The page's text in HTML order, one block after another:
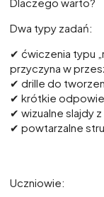
Dlaczego warto?
Dwa typy zadań:
✔ ćwiczenia typu
przyczyna w
✔ drille do
✔ krótkie
✔ wizualne slajdy
✔ powtarzalne
Uczniowie: